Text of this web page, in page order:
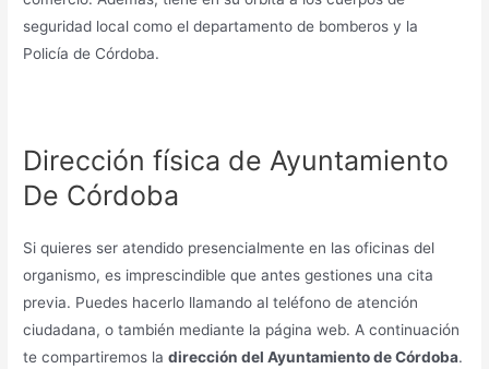
seguridad local como el departamento de bomberos y la
Policía de Córdoba.
Dirección física de Ayuntamiento
De Córdoba
Si quieres ser atendido presencialmente en las oficinas del
organismo, es imprescindible que antes gestiones una cita
previa. Puedes hacerlo llamando al teléfono de atención
ciudadana, o también mediante la página web. A continuación
te compartiremos ladirección del Ayuntamiento de Córdoba.